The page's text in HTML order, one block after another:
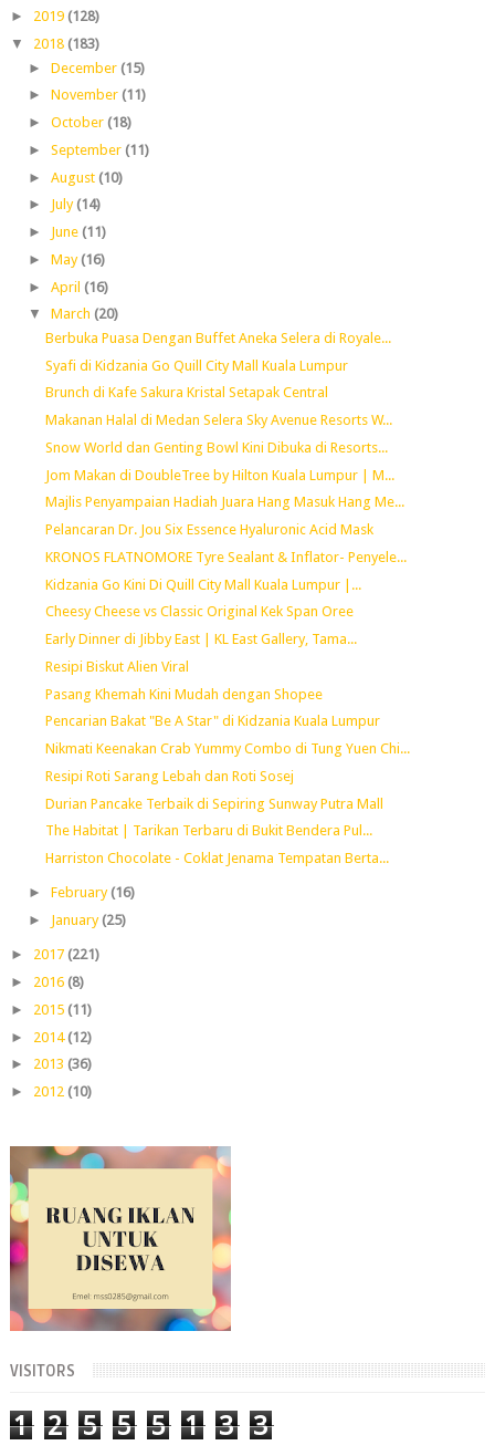
► 2019 (128)
▼ 2018 (183)
► December (15)
► November (11)
► October (18)
► September (11)
► August (10)
► July (14)
► June (11)
► May (16)
► April (16)
▼ March (20)
Berbuka Puasa Dengan Buffet Aneka Selera di Royale...
Syafi di Kidzania Go Quill City Mall Kuala Lumpur
Brunch di Kafe Sakura Kristal Setapak Central
Makanan Halal di Medan Selera Sky Avenue Resorts W...
Snow World dan Genting Bowl Kini Dibuka di Resorts...
Jom Makan di DoubleTree by Hilton Kuala Lumpur | M...
Majlis Penyampaian Hadiah Juara Hang Masuk Hang Me...
Pelancaran Dr. Jou Six Essence Hyaluronic Acid Mask
KRONOS FLATNOMORE Tyre Sealant & Inflator- Penyele...
Kidzania Go Kini Di Quill City Mall Kuala Lumpur |...
Cheesy Cheese vs Classic Original Kek Span Oree
Early Dinner di Jibby East | KL East Gallery, Tama...
Resipi Biskut Alien Viral
Pasang Khemah Kini Mudah dengan Shopee
Pencarian Bakat "Be A Star" di Kidzania Kuala Lumpur
Nikmati Keenakan Crab Yummy Combo di Tung Yuen Chi...
Resipi Roti Sarang Lebah dan Roti Sosej
Durian Pancake Terbaik di Sepiring Sunway Putra Mall
The Habitat | Tarikan Terbaru di Bukit Bendera Pul...
Harriston Chocolate - Coklat Jenama Tempatan Berta...
► February (16)
► January (25)
► 2017 (221)
► 2016 (8)
► 2015 (11)
► 2014 (12)
► 2013 (36)
► 2012 (10)
VISITORS
1 2 5 5 5 1 3 3